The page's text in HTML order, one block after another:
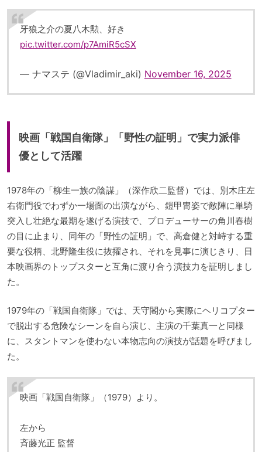
牙狼之介の夏八木勲、好き
pic.twitter.com/p7AmiR5cSX
— ナマステ (@Vladimir_aki) November 16, 2025
映画「戦国自衛隊」「野性の証明」で実力派俳
優として活躍
1978年の「柳生一族の陰謀」（深作欣二監督）では、別木庄左
右衛門役でわずか一場面の出演ながら、鎧甲冑姿で敵陣に単騎
突入し壮絶な最期を遂げる演技で、プロデューサーの角川春樹
の目に止まり、同年の「野性の証明」で、高倉健と対峙する重
要な役柄、北野隆生役に抜擢され、それを見事に演じきり、日
本映画界のトップスターと互角に渡り合う演技力を証明しまし
た。
1979年の「戦国自衛隊」では、天守閣から実際にヘリコプター
で脱出する危険なシーンを自ら演じ、主演の千葉真一と同様
に、スタントマンを使わない本物志向の演技が話題を呼びまし
た。
映画「戦国自衛隊」（1979）より。
左から
斉藤光正 監督